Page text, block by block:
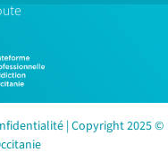
| Copyright 2025 ©